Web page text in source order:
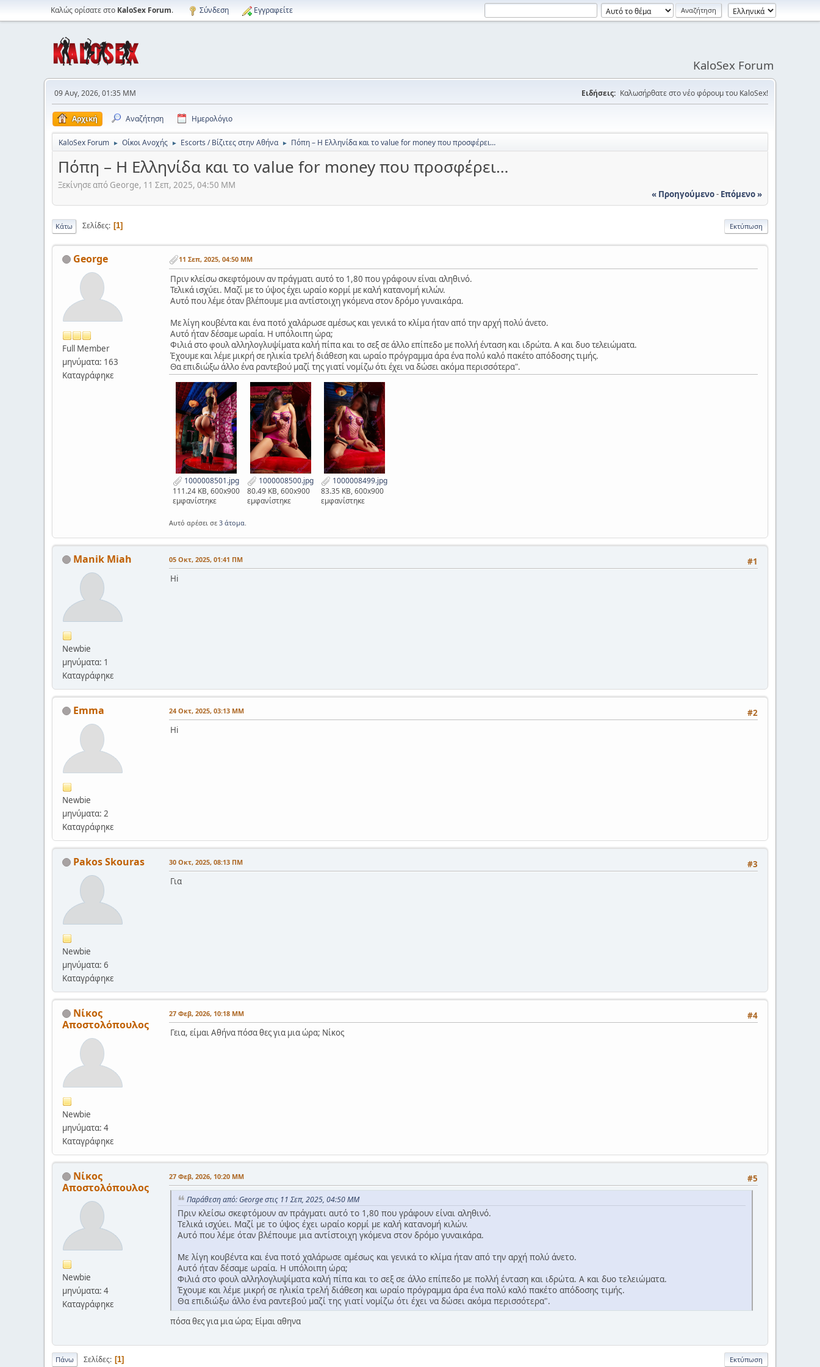
Καλώς ορίσατε στο KaloSex Forum. Σύνδεση Εγγραφείτε
KaloSex Forum
09 Αυγ, 2026, 01:35 ΜΜ Ειδήσεις: Καλωσήρθατε στο νέο φόρουμ του KaloSex!
Αρχική Αναζήτηση Ημερολόγιο
KaloSex Forum ► Οίκοι Ανοχής ► Escorts / Βίζιτες στην Αθήνα ► Πόπη – Η Ελληνίδα και το value for money που προσφέρει…
Πόπη – Η Ελληνίδα και το value for money που προσφέρει…
Ξεκίνησε από George, 11 Σεπ, 2025, 04:50 ΜΜ
« Προηγούμενο- Επόμενο »
Εκτύπωση
Κάτω Σελίδες 1
George
Full Member
μηνύματα: 163
Καταγράφηκε
11 Σεπ, 2025, 04:50 ΜΜ
Πριν κλείσω σκεφτόμουν αν πράγματι αυτό το 1,80 που γράφουν είναι αληθινό.
Τελικά ισχύει. Μαζί με το ύψος έχει ωραίο κορμί με καλή κατανομή κιλών.
Αυτό που λέμε όταν βλέπουμε μια αντίστοιχη γκόμενα στον δρόμο γυναικάρα.
Με λίγη κουβέντα και ένα ποτό χαλάρωσε αμέσως και γενικά το κλίμα ήταν από την αρχή πολύ άνετο.
Αυτό ήταν δέσαμε ωραία. Η υπόλοιπη ώρα;
Φιλιά στο φουλ αλληλογλυψίματα καλή πίπα και το σεξ σε άλλο επίπεδο με πολλή ένταση και ιδρώτα. Α και δυο τελειώματα.
Έχουμε και λέμε μικρή σε ηλικία τρελή διάθεση και ωραίο πρόγραμμα άρα ένα πολύ καλό πακέτο απόδοσης τιμής.
Θα επιδιώξω άλλο ένα ραντεβού μαζί της γιατί νομίζω ότι έχει να δώσει ακόμα περισσότερα".
1000008501.jpg
111.24 KB, 600x900
εμφανίστηκε
1000008500.jpg
80.49 KB, 600x900
εμφανίστηκε
1000008499.jpg
83.35 KB, 600x900
εμφανίστηκε
Αυτό αρέσει σε 3 άτομα
Manik Miah
Newbie
μηνύματα: 1
Καταγράφηκε
#1
05 Οκτ, 2025, 01:41 ΠΜ
Hi
Emma
Newbie
μηνύματα: 2
Καταγράφηκε
#2
24 Οκτ, 2025, 03:13 ΜΜ
Hi
Pakos Skouras
Newbie
μηνύματα: 6
Καταγράφηκε
#3
30 Οκτ, 2025, 08:13 ΠΜ
Για
Νίκος
Αποστολόπουλος
Newbie
μηνύματα: 4
Καταγράφηκε
#4
27 Φεβ, 2026, 10:18 ΜΜ
Γεια, είμαι Αθήνα πόσα θες για μια ώρα; Νίκος
Νίκος
Αποστολόπουλος
Newbie
μηνύματα: 4
Καταγράφηκε
#5
27 Φεβ, 2026, 10:20 ΜΜ
Παράθεση από: George στις 11 Σεπ, 2025, 04:50 ΜΜ
Πριν κλείσω σκεφτόμουν αν πράγματι αυτό το 1,80 που γράφουν είναι αληθινό.
Τελικά ισχύει. Μαζί με το ύψος έχει ωραίο κορμί με καλή κατανομή κιλών.
Αυτό που λέμε όταν βλέπουμε μια αντίστοιχη γκόμενα στον δρόμο γυναικάρα.
Με λίγη κουβέντα και ένα ποτό χαλάρωσε αμέσως και γενικά το κλίμα ήταν από την αρχή πολύ άνετο.
Αυτό ήταν δέσαμε ωραία. Η υπόλοιπη ώρα;
Φιλιά στο φουλ αλληλογλυψίματα καλή πίπα και το σεξ σε άλλο επίπεδο με πολλή ένταση και ιδρώτα. Α και δυο τελειώματα.
Έχουμε και λέμε μικρή σε ηλικία τρελή διάθεση και ωραίο πρόγραμμα άρα ένα πολύ καλό πακέτο απόδοσης τιμής.
Θα επιδιώξω άλλο ένα ραντεβού μαζί της γιατί νομίζω ότι έχει να δώσει ακόμα περισσότερα".
πόσα θες για μια ώρα; Είμαι αθηνα
Εκτύπωση
Πάνω Σελίδες 1